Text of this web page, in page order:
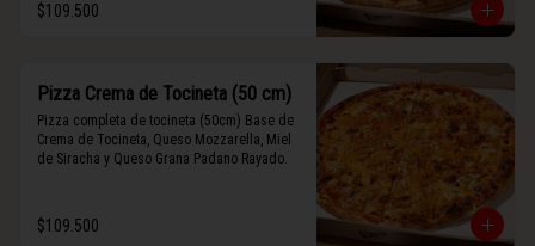
$109.500
Pizza Crema de Tocineta (50 cm)
Pizza completa de tocineta (50cm) Base de
Crema de Tocineta, Queso Mozzarella, Miel
de Siracha y Queso Grana Padano Rayado.
$109.500